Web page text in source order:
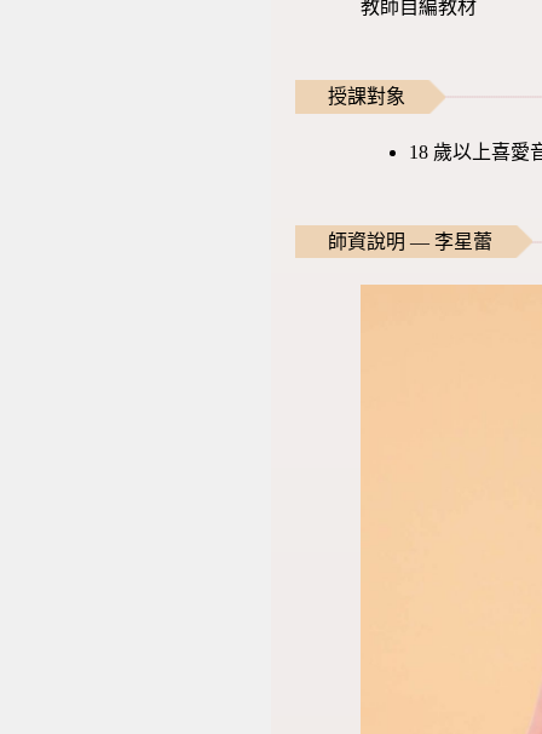
教師自編教材
授課對象
18 歲以上喜愛
師資說明 — 李星蕾